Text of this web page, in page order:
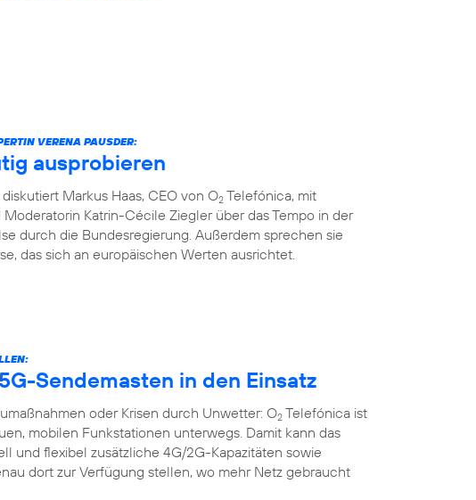
VERENA PAUSDER:
ausprobieren
Markus Haas, CEO von O2 Telefónica, mit
Katrin-Cécile Ziegler über das Tempo in der
durch die Bundesregierung. Außerdem sprechen sie
das sich an europäischen Werten ausrichtet.
Sendemasten in den Einsatz
oder Krisen durch Unwetter: O2 Telefónica ist
mobilen Funkstationen unterwegs. Damit kann das
und flexibel zusätzliche 4G/2G-Kapazitäten sowie
dort zur Verfügung stellen, wo mehr Netz gebraucht